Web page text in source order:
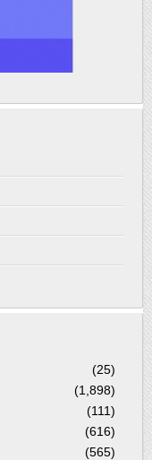
(25)
(1,898)
(111)
(616)
(565)